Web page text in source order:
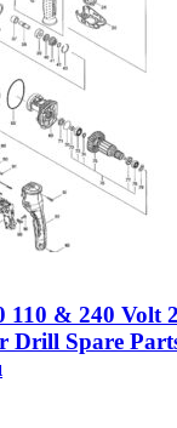
& 240 Volt
Drill Spare